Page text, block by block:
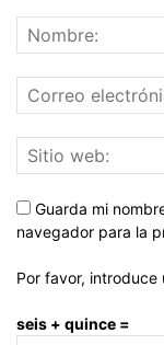
Guarda mi
navegador para la
Por favor, introduce
seis + quince =